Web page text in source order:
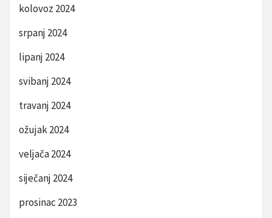
kolovoz 2024
srpanj 2024
lipanj 2024
svibanj 2024
travanj 2024
ožujak 2024
veljača 2024
siječanj 2024
prosinac 2023